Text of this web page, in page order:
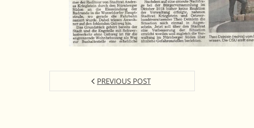
PREVIOUS POST